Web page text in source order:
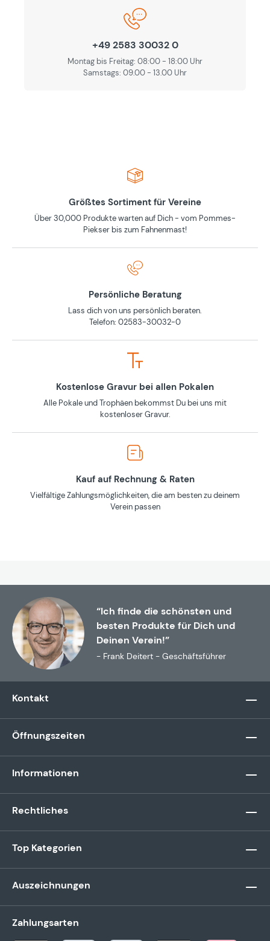
+49 2583 30032 0
Montag bis Freitag: 08:00 - 18:00 Uhr
Samstags: 09.00 - 13.00 Uhr
Größtes Sortiment für Vereine
Über 30,000 Produkte warten auf Dich - vom Pommes-
Piekser bis zum Fahnenmast!
Persönliche Beratung
Lass dich von uns persönlich beraten.
Telefon: 02583-30032-0
Kostenlose Gravur bei allen Pokalen
Alle Pokale und Trophäen bekommst Du bei uns mit
kostenloser Gravur.
Kauf auf Rechnung & Raten
Vielfältige Zahlungsmöglichkeiten, die am besten zu deinem
Verein passen
“Ich finde die schönsten und
besten Produkte für Dich und
Deinen Verein!”
- Frank Deitert - Geschäftsführer
Kontakt
Öffnungszeiten
Informationen
Rechtliches
Top Kategorien
Auszeichnungen
Zahlungsarten